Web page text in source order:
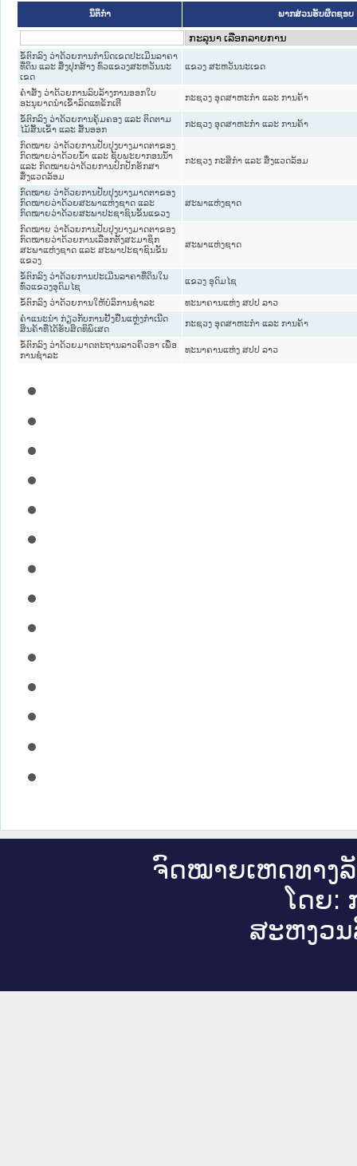
ນິຕິກໍາ ພາກສ່ວນຮັບຜິດຊອບ
ຂໍ້ຕົກລົງ ວ່າດ້ວຍການກໍານົດເຂດປະເມີນລາຄາ
ທີ່ດິນ ແລະ ສິ່ງປຸກສ້າງ ທົ່ວແຂວງສະຫວັນນະ
ເຂດ
ແຂວງ ສະຫວັນນະເຂດ
ຄໍາສັ່ງ ວ່າດ້ວຍການລົບລ້າງການອອກໃບ
ອະນຸຍາດນໍາເຂົ້າລົດແທຣັກເຕີ
ກະຊວງ ອຸດສາຫະກຳ ແລະ ການຄ້າ
ຂໍ້ຕົກລົງ ວ່າດ້ວຍການຄຸ້ມຄອງ ແລະ ຕິດຕາມ
ໄມ້ສົ້ນເຂົ້າ ແລະ ສົ້ນອອກ
ກະຊວງ ອຸດສາຫະກຳ ແລະ ການຄ້າ
ກົດໝາຍ ວ່າດ້ວຍການປັບປຸງບາງມາດຕາຂອງ
ກົດໝາຍວ່າດ້ວຍນໍ້າ ແລະ ຊັບພະຍາກອນນໍ້າ
ແລະ ກົດໝາຍວ່າດ້ວຍການປົກປັກຮັກສາ
ສິ່ງແວດລ້ອມ
ກະຊວງ ກະສິກຳ ແລະ ສິ່ງແວດລ້ອມ
ກົດໝາຍ ວ່າດ້ວຍການປັບປຸງບາງມາດຕາຂອງ
ກົດໝາຍວ່າດ້ວຍສະພາແຫ່ງຊາດ ແລະ
ກົດໝາຍວ່າດ້ວຍສະພາປະຊາຊົນຂັ້ນແຂວງ
ສະພາແຫ່ງຊາດ
ກົດໝາຍ ວ່າດ້ວຍການປັບປຸງບາງມາດຕາຂອງ
ກົດໝາຍວ່າດ້ວຍການເລືອກຕັ້ງສະມາຊິກ
ສະພາແຫ່ງຊາດ ແລະ ສະພາປະຊາຊົນຂັ້ນ
ແຂວງ
ສະພາແຫ່ງຊາດ
ຂໍ້ຕົກລົງ ວ່າດ້ວຍການປະເມີນລາຄາທີ່ດິນໃນ
ທົ່ວແຂວງອຸດົມໄຊ
ແຂວງ ອຸດົມໄຊ
ຂໍ້ຕົກລົງ ວ່າດ້ວຍການໃຫ້ບໍລິການຊໍາລະ
ທະນາຄານແຫ່ງ ສປປ ລາວ
ຄໍາແນະນໍາ ກ່ຽວກັບການຢັ້ງຢືນແຫຼ່ງກໍາເນີດ
ສິນຄ້າທີ່ໄດ້ຮັບສິດທິພິເສດ
ກະຊວງ ອຸດສາຫະກຳ ແລະ ການຄ້າ
ຂໍ້ຕົກລົງ ວ່າດ້ວຍມາດຕະຖານລາວຄິວອາ ເພື່ອ
ການຊໍາລະ
ທະນາຄານແຫ່ງ ສປປ ລາວ
ຈົດ​ໝາຍ​ເຫດ​ທາງ​
ໂດຍ:
ສະ​ຫງວນ​